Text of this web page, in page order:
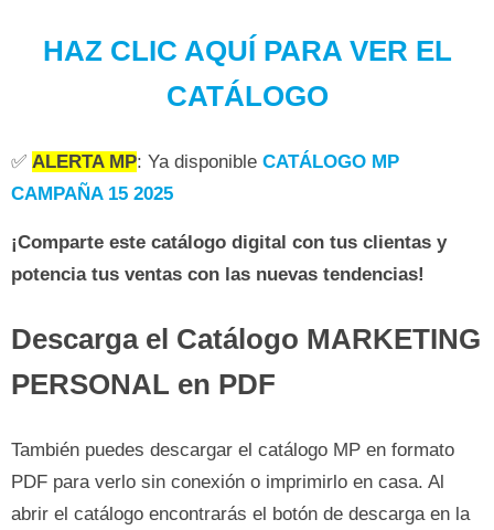
HAZ CLIC AQUÍ PARA VER EL
CATÁLOGO
✅ ALERTA MP: Ya disponible CATÁLOGO MP
CAMPAÑA 15 2025
¡Comparte este catálogo digital con tus clientas y
potencia tus ventas con las nuevas tendencias!
Descarga el Catálogo MARKETING
PERSONAL en PDF
También puedes descargar el catálogo MP en formato
PDF para verlo sin conexión o imprimirlo en casa. Al
abrir el catálogo encontrarás el botón de descarga en la